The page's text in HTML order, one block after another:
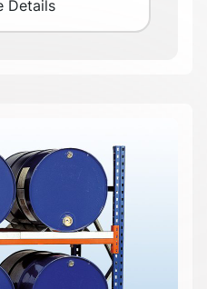
Details